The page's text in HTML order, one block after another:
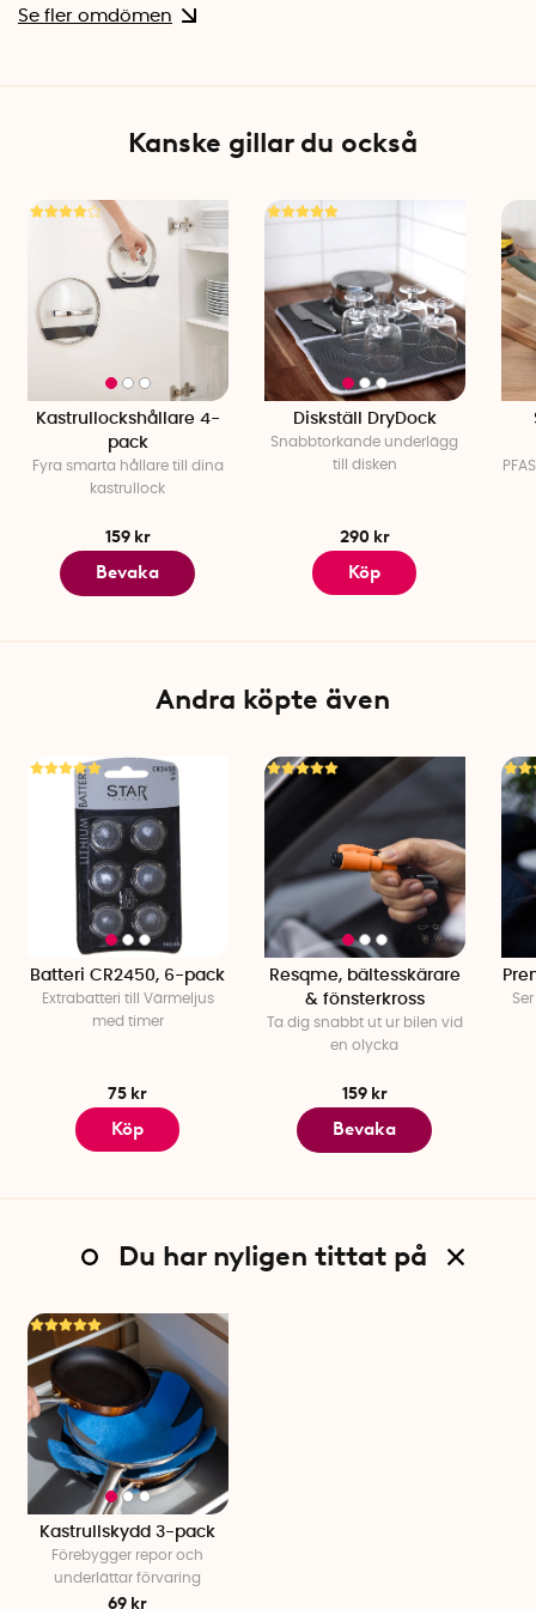
Se fler omdömen
Kanske gillar du också
Kastrullockshållare 4-
pack
Fyra smarta hållare till dina
kastrullock
159 kr
Bevaka
Diskställ DryDock
Snabbtorkande underlägg
till disken
290 kr
Köp
Andra köpte även
Batteri CR2450, 6-pack
Extrabatteri till Värmeljus
med timer
75 kr
Köp
Resqme, bältesskärare
& fönsterkross
Ta dig snabbt ut ur bilen vid
en olycka
159 kr
Bevaka
Du har nyligen tittat på
Kastrullskydd 3-pack
Förebygger repor och
underlättar förvaring
69 kr